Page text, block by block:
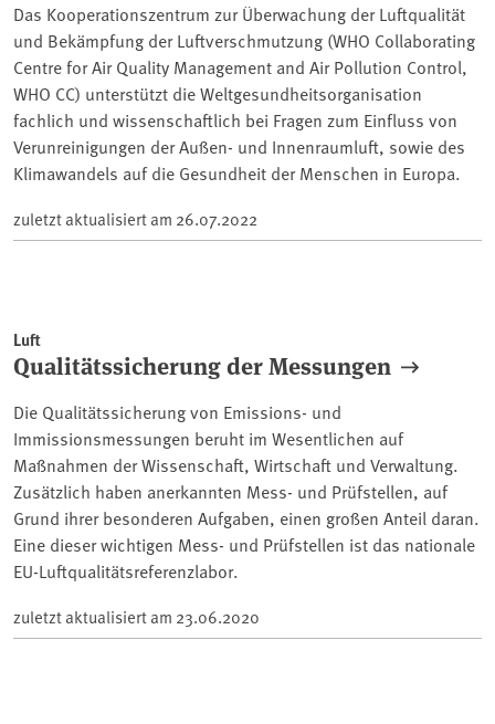
Das Kooperationszentrum zur Überwachung der Luftqualität
und Bekämpfung der Luftverschmutzung (WHO Collaborating
Centre for Air Quality Management and Air Pollution Control,
WHO CC) unterstützt die Weltgesundheitsorganisation
fachlich und wissenschaftlich bei Fragen zum Einfluss von
Verunreinigungen der Außen- und Innenraumluft, sowie des
Klimawandels auf die Gesundheit der Menschen in Europa.
zuletzt aktualisiert am 26.07.2022
Luft
Qualitätssicherung der Messungen
Die Qualitätssicherung von Emissions- und
Immissionsmessungen beruht im Wesentlichen auf
Maßnahmen der Wissenschaft, Wirtschaft und Verwaltung.
Zusätzlich haben anerkannten Mess- und Prüfstellen, auf
Grund ihrer besonderen Aufgaben, einen großen Anteil daran.
Eine dieser wichtigen Mess- und Prüfstellen ist das nationale
EU-Luftqualitätsreferenzlabor.
zuletzt aktualisiert am 23.06.2020